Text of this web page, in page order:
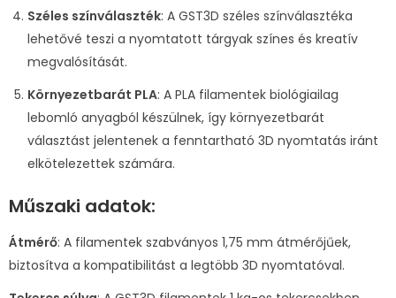
Széles színválaszték: A GST3D széles színválasztéka
lehetővé teszi a nyomtatott tárgyak színes és kreatív
megvalósítását.
Környezetbarát PLA: A PLA filamentek biológiailag
lebomló anyagból készülnek, így környezetbarát
választást jelentenek a fenntartható 3D nyomtatás iránt
elkötelezettek számára.
Műszaki adatok:
Átmérő: A filamentek szabványos 1,75 mm átmérőjűek,
biztosítva a kompatibilitást a legtöbb 3D nyomtatóval.